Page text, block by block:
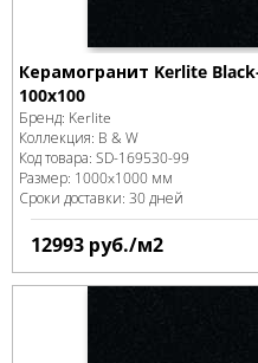
Керамогранит Kerlite
100x100
Бренд: Kerlite
Коллекция: B & W
Код товара: SD-169530-99
Размер: 1000x1000 мм
Сроки доставки: 30 дней
12993 руб./м2